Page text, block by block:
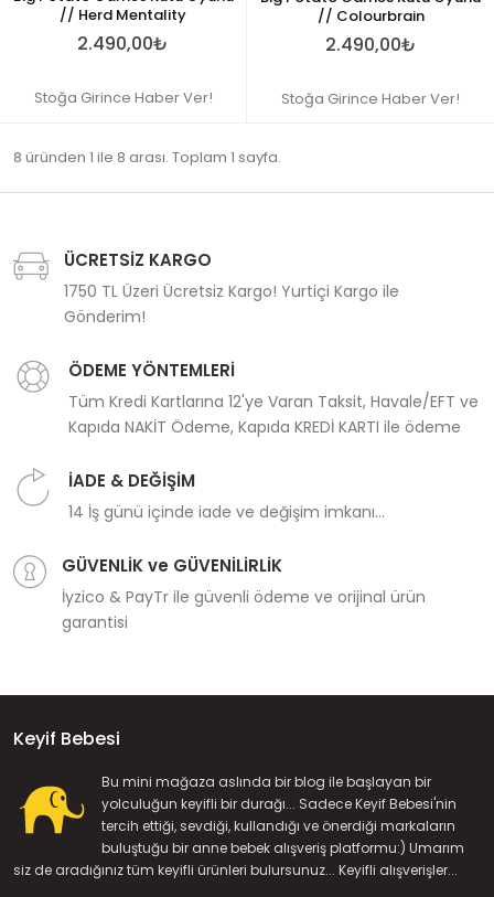
// Herd Mentality
2.490,00₺
Stoğa Girince Haber Ver!
// Colourbrain
2.490,00₺
Stoğa Girince Haber Ver!
8 üründen 1 ile 8 arası. Toplam 1 sayfa.
ÜCRETSİZ KARGO
1750 TL Üzeri Ücretsiz Kargo! Yurtiçi Kargo ile
Gönderim!
ÖDEME YÖNTEMLERİ
Tüm Kredi Kartlarına 12'ye Varan Taksit, Havale/EFT ve
Kapıda NAKİT Ödeme, Kapıda KREDİ KARTI ile ödeme
İADE & DEĞİŞİM
14 İş günü içinde iade ve değişim imkanı...
GÜVENLİK ve GÜVENİLİRLİK
İyzico & PayTr ile güvenli ödeme ve orijinal ürün
garantisi
Keyif Bebesi
Bu mini mağaza aslında bir blog ile başlayan bir
yolculuğun keyifli bir durağı... Sadece Keyif Bebesi'nin
tercih ettiği, sevdiği, kullandığı ve önerdiği markaların
buluştuğu bir anne bebek alışveriş platformu:) Umarım
siz de aradığınız tüm keyifli ürünleri bulursunuz... Keyifli alışverişler...